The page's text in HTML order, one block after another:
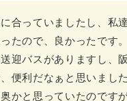
合っていましたし、私
たので、良かったです。
迎バスがありますし、
便利だなぁと思いました
かと思っていたのです